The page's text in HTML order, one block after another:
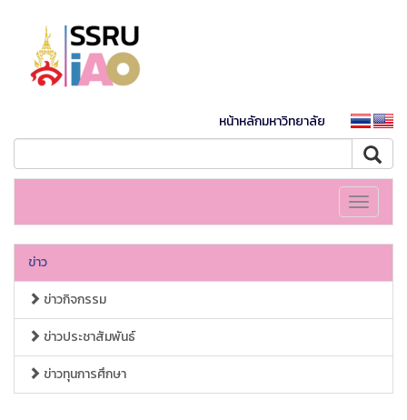
หน้าหลักมหาวิทยาลัย
Toggle
ข่าว
ข่าวกิจกรรม
ข่าวประชาสัมพันธ์
ข่าวทุนการศึกษา